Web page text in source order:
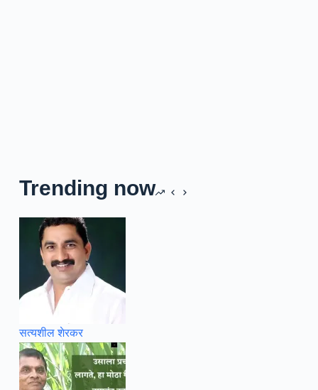
Trending now
सत्यशील शेरकर